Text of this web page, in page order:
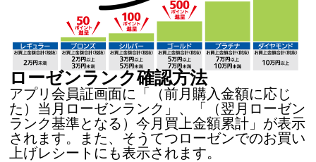
ローゼンランク確認方法
アプリ会員証画面に「（前月購入金額に応じ
た）当月ローゼンランク」、「（翌月ローゼン
ランク基準となる）今月買上金額累計」が表示
されます。また、そうてつローゼンでのお買い
上げレシートにも表示されます。